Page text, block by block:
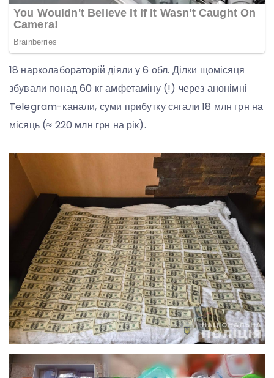
18 нарколабораторій діяли у 6 обл. Ділки щомісяця
збували понад 60 кг амфетаміну (!) через анонімні
Telegram-канали, суми прибутку сягали 18 млн грн на
місяць (≈ 220 млн грн на рік).